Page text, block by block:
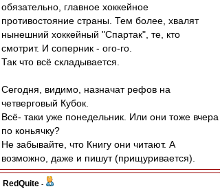
обязательно, главное хоккейное
противостояние страны. Тем более, хвалят
нынешний хоккейный "Спартак", те, кто
смотрит. И соперник - ого-го.
Так что всё складывается.
Сегодня, видимо, назначат рефов на
четверговый Кубок.
Всё- таки уже понедельник. Или они тоже вчера
по коньячку?
Не забывайте, что Книгу они читают. А
возможно, даже и пишут (прищуривается).
RedQuite -